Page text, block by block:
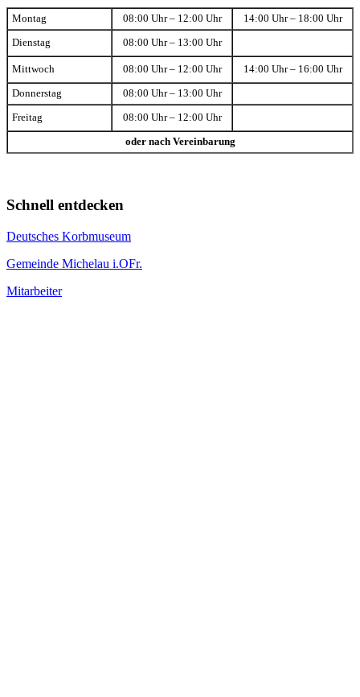
Montag 08:00 Uhr – 12:00 Uhr 14:00 Uhr – 18:00 Uhr
Dienstag 08:00 Uhr – 13:00 Uhr
Mittwoch 08:00 Uhr – 12:00 Uhr 14:00 Uhr – 16:00 Uhr
Donnerstag 08:00 Uhr – 13:00 Uhr
Freitag 08:00 Uhr – 12:00 Uhr
oder nach Vereinbarung
Schnell entdecken
Deutsches Korbmuseum
Gemeinde Michelau i.OFr.
Mitarbeiter